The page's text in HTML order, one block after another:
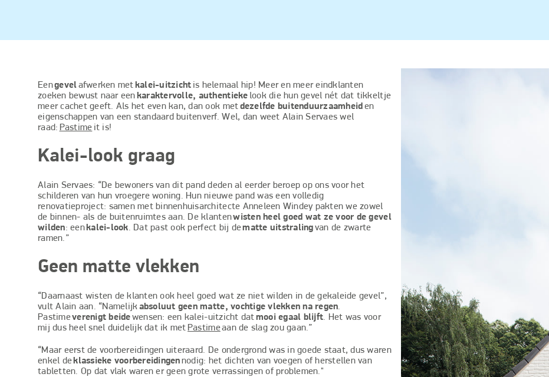
Eengevelafwerken met kalei-uitzicht is helemaal hip! Meer en meer eindklanten
zoeken bewust naar een karaktervolle, authentieke look die hun gevel nét dat tikkeltje
meer cachet geeft. Als het even kan, dan ook metdezelfde buitenduurzaamheid en
eigenschappen van een standaard buitenverf. Wel, dan weet Alain Servaes wel
raad: Pastime it is!
Kalei-look graag
Alain Servaes: “De bewoners van dit pand deden al eerder beroep op ons voor het
schilderen van hun vroegere woning. Hun nieuwe pand was een volledig
renovatieproject: samen met binnenhuisarchitecte Anneleen Windey pakten we zowel
de binnen- als de buitenruimtes aan. De klantenwisten heel goed wat ze voor de gevel
wilden: een kalei-look. Dat past ook perfect bij dematte uitstralingvan de zwarte
ramen.”
Geen matte vlekken
“Daarnaast wisten de klanten ook heel goed wat ze niet wilden in de gekaleide gevel”,
vult Alain aan. “Namelijkabsoluut geen matte, vochtige vlekken na regen.
Pastimeverenigt beidewensen: een kalei-uitzicht datmooi egaal blijft. Het was voor
mij dus heel snel duidelijk dat ik met Pastimeaan de slag zou gaan.”
“Maar eerst de voorbereidingen uiteraard. De ondergrond was in goede staat, dus waren
enkel de klassieke voorbereidingennodig: het dichten van voegen of herstellen van
tabletten. Op dat vlak waren er geen grote verrassingen of problemen."